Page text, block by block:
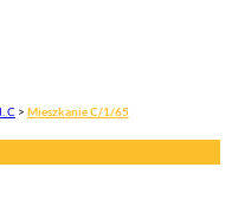
C> Mieszkanie C/1/65